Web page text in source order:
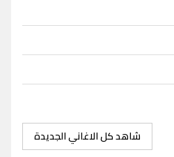
شاهد كل الاغاني الجديدة